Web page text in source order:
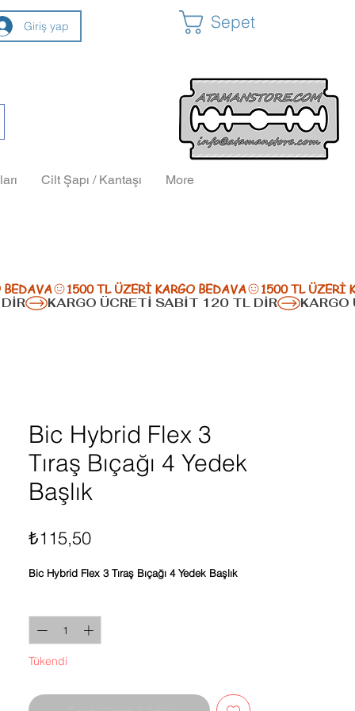
Giriş yap Sepet
Cilt Şapı / Kantaşı More
Bic Hybrid Flex 3
Tıraş Bıçağı 4 Yedek
Başlık
₺115,50Fiyat
Bic Hybrid Flex 3 Tıraş Bıçağı 4 Yedek Başlık
Tükendi